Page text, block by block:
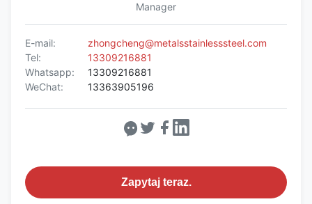
Manager
E-mail:
zhongcheng@metalsstainlesssteel.com
Tel:
13309216881
Whatsapp:
13309216881
WeChat:
13363905196
Zapytaj teraz.